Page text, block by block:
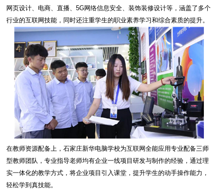
网页设计、电商、直播、5G网络信息安全、装饰装修设计等，涵盖了多个
行业的互联网技能，同时还注重学生的职业素养学习和综合素质的提升。
在教师资源配备上，石家庄新华电脑学校为互联网全能应用专业配备三师
型教师团队，专业指导老师均有企业一线项目研发与制作的经验，通过理
实一体化的教学方式，将企业项目引入课堂，提升学生的动手操作能力，
轻松学到真技能。